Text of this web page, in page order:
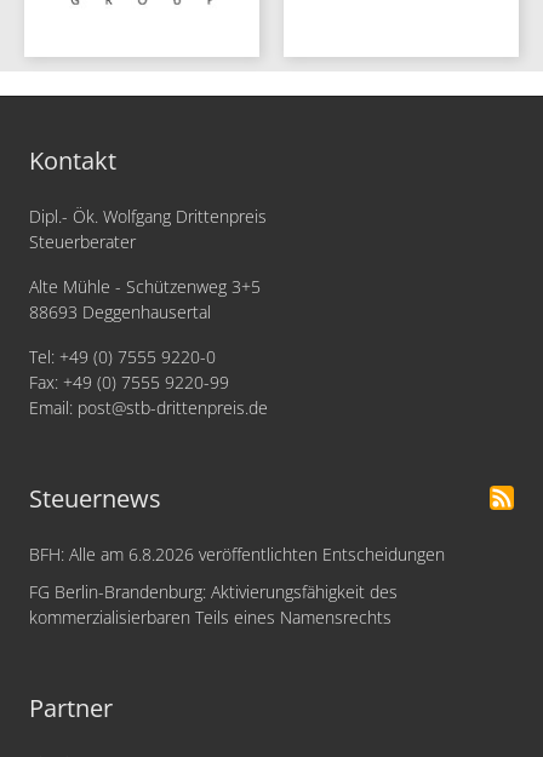
Kontakt
Dipl.- Ök. Wolfgang Drittenpreis
Steuerberater
Alte Mühle - Schützenweg 3+5
88693 Deggenhausertal
Tel: +49 (0) 7555 9220-0
Fax: +49 (0) 7555 9220-99
Email: post@stb-drittenpreis.de
Steuernews
BFH: Alle am 6.8.2026 veröffentlichten Entscheidungen
FG Berlin-Brandenburg: Aktivierungsfähigkeit des
kommerzialisierbaren Teils eines Namensrechts
Partner